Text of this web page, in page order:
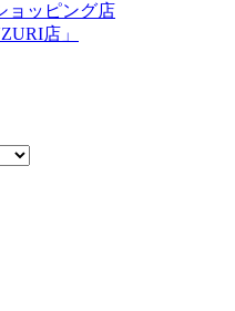
ョッピング店
店」